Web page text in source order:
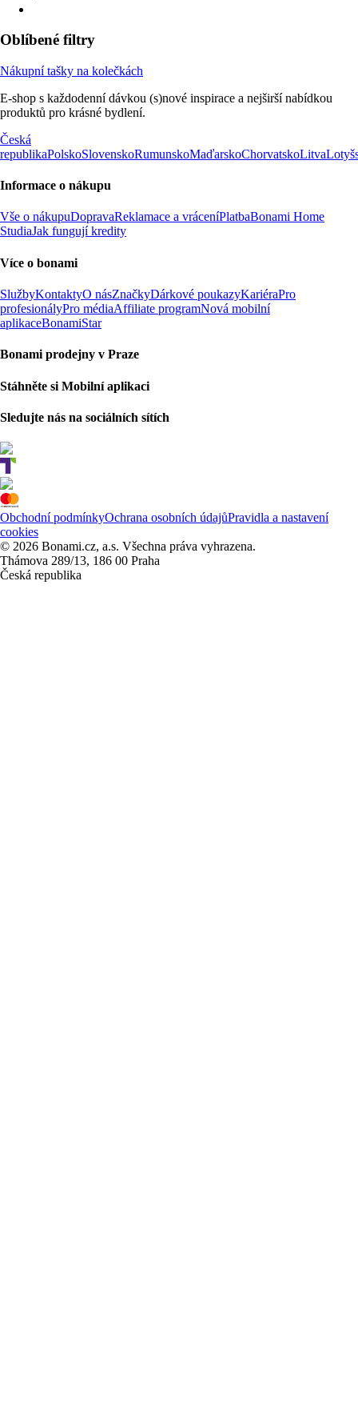
Oblíbené filtry
Nákupní tašky na kolečkách
E-shop s každodenní dávkou (s)nové inspirace a nejširší nabídkou
produktů pro krásné bydlení.
Česká
republikaPolskoSlovenskoRumunskoMaďarskoChorvatskoLitva
Informace o nákupu
Vše o nákupuDopravaReklamace a vráceníPlatbaBonami Home
StudiaJak fungují kredity
Více o bonami
SlužbyKontaktyO násZnačkyDárkové poukazyKariéraPro
profesionályPro médiaAffiliate programNová mobilní
aplikaceBonamiStar
Bonami prodejny v Praze
Stáhněte si Mobilní aplikaci
Sledujte nás na sociálních sítích
Obchodní podmínkyOchrana osobních údajůPravidla a nastavení
cookies
© 2026 Bonami.cz, a.s. Všechna práva vyhrazena.
Thámova 289/13, 186 00 Praha
Česká republika